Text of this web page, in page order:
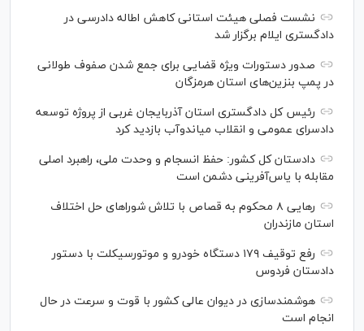
نشست فصلی هیئت استانی کاهش اطاله دادرسی در
دادگستری ایلام برگزار شد
صدور دستورات ویژه قضایی برای جمع شدن صفوف طولانی
در پمپ بنزین‌های استان هرمزگان
رئیس کل دادگستری استان آذربایجان غربی از پروژه توسعه
دادسرای عمومی و انقلاب میاندوآب بازدید کرد
دادستان کل کشور: حفظ انسجام و وحدت ملی، راهبرد اصلی
مقابله با یاس‌آفرینی دشمن است
رهایی ۸ محکوم به قصاص با تلاش شورا‌های حل اختلاف
استان مازندران
رفع توقیف ۱۷۹ دستگاه خودرو و موتورسیکلت با دستور
دادستان فردوس
هوشمندسازی در دیوان عالی کشور با قوت و سرعت در حال
انجام است